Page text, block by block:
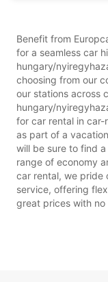
Benefit from
for a seamless car
hungary/
choosing from our
our stations across
hungary/
for car rental in
as part of a
will be sure to find
range of economy
car rental, we pride
service, offering
great prices with